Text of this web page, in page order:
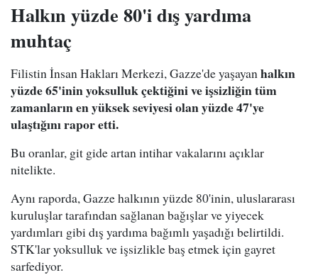
Halkın yüzde 80'i dış yardıma
muhtaç
Filistin İnsan Hakları Merkezi, Gazze'de yaşayanhalkın
yüzde 65'inin yoksulluk çektiğini ve işsizliğin tüm
zamanların en yüksek seviyesi olan yüzde 47'ye
ulaştığını rapor etti.
Bu oranlar, git gide artan intihar vakalarını açıklar
nitelikte.
Aynı raporda, Gazze halkının yüzde 80'inin, uluslararası
kuruluşlar tarafından sağlanan bağışlar ve yiyecek
yardımları gibi dış yardıma bağımlı yaşadığı belirtildi.
STK'lar yoksulluk ve işsizlikle baş etmek için gayret
sarfediyor.